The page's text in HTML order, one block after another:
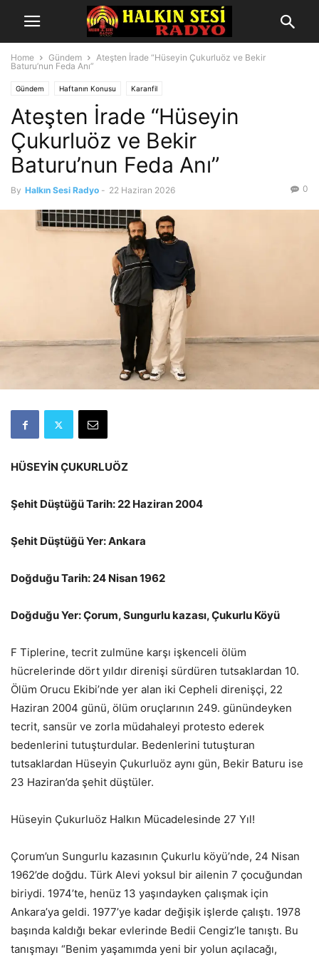
Home Gündem
Ateşten İrade “Hüseyin Çukurluöz ve Bekir
Baturu’nun Feda Anı”
Gündem Haftanın Konusu Karanfil
Ateşten İrade “Hüseyin
Çukurluöz ve Bekir
Baturu’nun Feda Anı”
By Halkın Sesi Radyo - 22 Haziran 2026 0
HÜSEYİN ÇUKURLUÖZ
Şehit Düştüğü Tarih: 22 Haziran 2004
Şehit Düştüğü Yer: Ankara
Doğduğu Tarih: 24 Nisan 1962
Doğduğu Yer: Çorum, Sungurlu kazası, Çukurlu Köyü
F Tiplerine, tecrit zulmüne karşı işkenceli ölüm
hücrelerinde dört yıldır direnişi sürdüren tutsaklardan 10.
Ölüm Orucu Ekibi’nde yer alan iki Cepheli direnişçi, 22
Haziran 2004 günü, ölüm oruçlarının 249. günündeyken
tecrit, sansür ve zorla müdahaleyi protesto ederek
bedenlerini tutuşturdular. Bedenlerini tutuşturan
tutsaklardan Hüseyin Çukurluöz aynı gün, Bekir Baturu ise
23 Haziran’da şehit düştüler.
Hüseyin Çukurluöz Halkın Mücadelesinde 27 Yıl!
Çorum’un Sungurlu kazasının Çukurlu köyü’nde, 24 Nisan
1962’de doğdu. Türk Alevi yoksul bir ailenin 7 çocuğundan
biriydi. 1974’te, henüz 13 yaşındayken çalışmak için
Ankara’ya geldi. 1977’ye kadar değişik işlerde çalıştı. 1978
başında kaldığı bekar evlerinde Bedii Cengiz’le tanıştı. Bu
tanışmayı “Benim yaşamımda yeni bir yolun açılacağı,